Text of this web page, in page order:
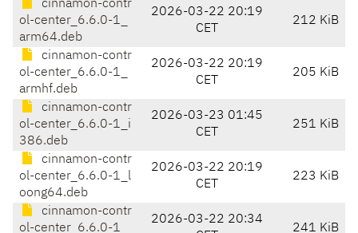
cinnamon-contr
ol-center_6.6.0-1_
arm64.deb
2026-03-22 20:19
CET
212 KiB
cinnamon-contr
ol-center_6.6.0-1_
armhf.deb
2026-03-22 20:19
CET
205 KiB
cinnamon-contr
ol-center_6.6.0-1_i
386.deb
2026-03-23 01:45
CET
251 KiB
cinnamon-contr
ol-center_6.6.0-1_l
oong64.deb
2026-03-22 20:19
CET
223 KiB
cinnamon-contr
ol-center_6.6.0-1_
2026-03-22 20:34
241 KiB